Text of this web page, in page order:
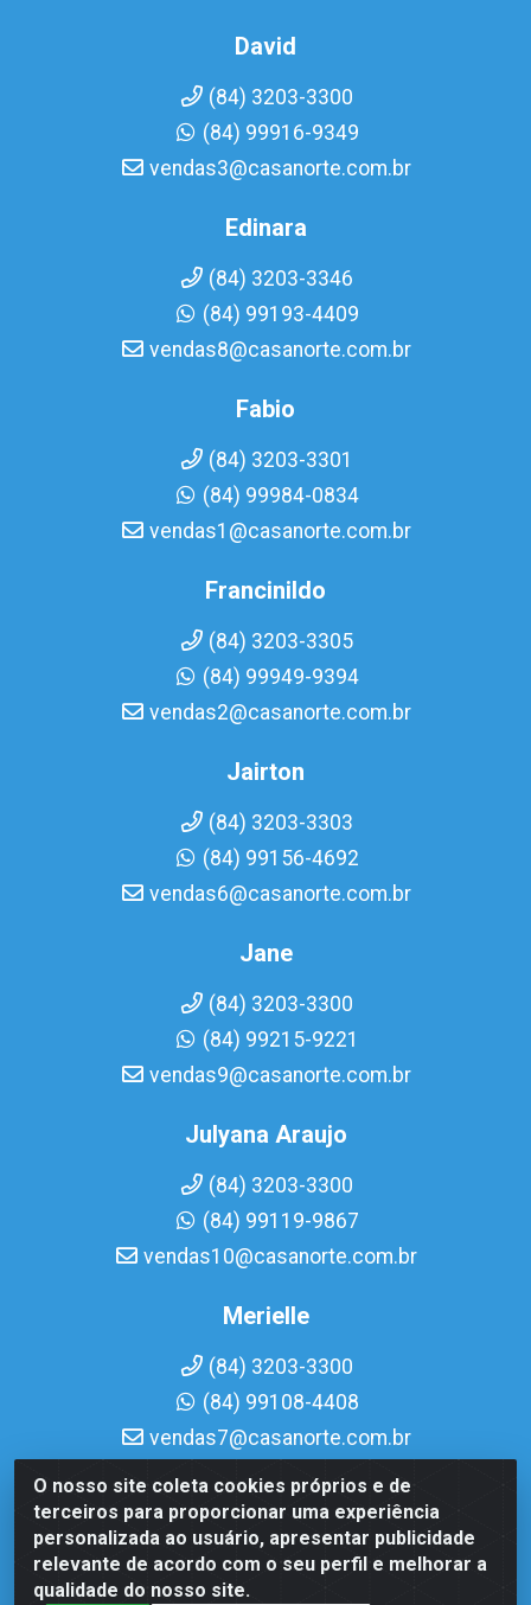
O nosso site coleta cookies próprios e de
terceiros para proporcionar uma experiência
personalizada ao usuário, apresentar publicidade
relevante de acordo com o seu perfil e melhorar a
qualidade do nosso site.
David
(84) 3203-3300
(84) 99916-9349
vendas3@casanorte.com.br
Edinara
(84) 3203-3346
(84) 99193-4409
vendas8@casanorte.com.br
Fabio
(84) 3203-3301
(84) 99984-0834
vendas1@casanorte.com.br
Francinildo
(84) 3203-3305
(84) 99949-9394
vendas2@casanorte.com.br
Jairton
(84) 3203-3303
(84) 99156-4692
vendas6@casanorte.com.br
Jane
(84) 3203-3300
(84) 99215-9221
vendas9@casanorte.com.br
Julyana Araujo
(84) 3203-3300
(84) 99119-9867
vendas10@casanorte.com.br
Merielle
(84) 3203-3300
(84) 99108-4408
vendas7@casanorte.com.br
Casa Norte LTDA - Av. Interventor Mário Câmara, 1815 -
Dix-Sept Rosado, Natal/RN - CEP 59054-600 - CNPJ
08.713.513/0001-51